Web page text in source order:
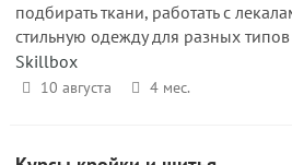
подбирать ткани, работать с
стильную одежду для разных
Skillbox
10 августа 4 мес.